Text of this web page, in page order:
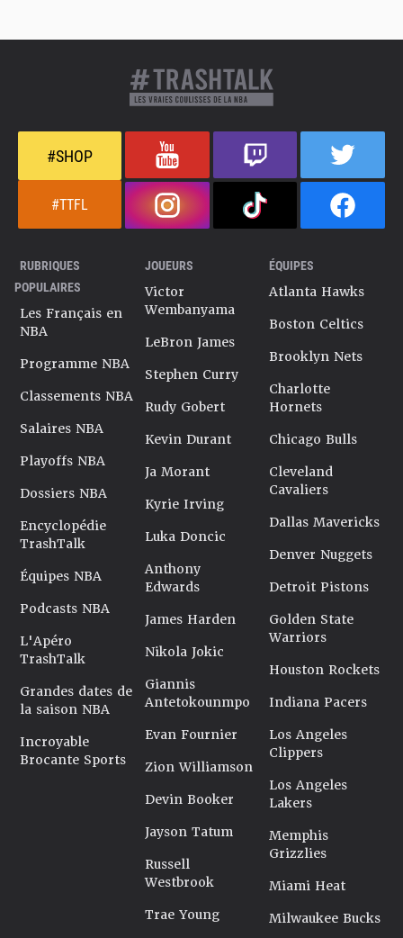
#SHOP
#TTFL
RUBRIQUES
POPULAIRES
Les Français en
NBA
Programme NBA
Classements NBA
Salaires NBA
Playoffs NBA
Dossiers NBA
Encyclopédie
TrashTalk
Équipes NBA
Podcasts NBA
L'Apéro
TrashTalk
Grandes dates de
la saison NBA
Incroyable
Brocante Sports
JOUEURS
Victor
Wembanyama
LeBron James
Stephen Curry
Rudy Gobert
Kevin Durant
Ja Morant
Kyrie Irving
Luka Doncic
Anthony
Edwards
James Harden
Nikola Jokic
Giannis
Antetokounmpo
Evan Fournier
Zion Williamson
Devin Booker
Jayson Tatum
Russell
Westbrook
Trae Young
ÉQUIPES
Atlanta Hawks
Boston Celtics
Brooklyn Nets
Charlotte
Hornets
Chicago Bulls
Cleveland
Cavaliers
Dallas Mavericks
Denver Nuggets
Detroit Pistons
Golden State
Warriors
Houston Rockets
Indiana Pacers
Los Angeles
Clippers
Los Angeles
Lakers
Memphis
Grizzlies
Miami Heat
Milwaukee Bucks